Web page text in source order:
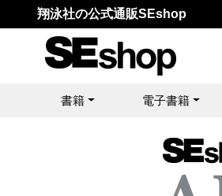
翔泳社の公式通販SEshop
書籍 電子書籍